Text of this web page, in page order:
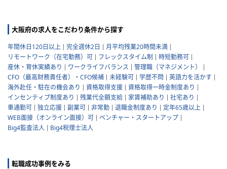
大阪府の求人をこだわり条件から探す
年間休日120日以上 完全週休2日
月平均残業20時間未満
リモートワーク（在宅勤務）可
フレックスタイム制
時短勤務可
産休・育休実績あり
ワークライフバランス
管理職（マネジメント）
CFO（最高財務責任者）・CFO候補
未経験可 学歴不問
英語力を活かす
海外赴任・駐在の機会あり
資格取得支援
資格取得一時金制度あり
インセンティブ制度あり
残業代全額支給 家賃補助あり
社宅あり
車通勤可
独立応援 副業可 非常勤 退職金制度あり
定年65歳以上
WEB面接（オンライン面接）可
ベンチャー・スタートアップ
Big4監査法人
Big4税理士法人
転職成功事例をみる